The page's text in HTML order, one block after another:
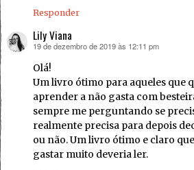
Responder
Lily Viana
disse:
19 de dezembro de 2019 às 12:11 pm
Olá!
Um livro ótimo para aqueles que
aprender a não gasta com
sempre me perguntando se
realmente precisa para depois
ou não. Um livro ótimo e claro
gastar muito deveria ler.